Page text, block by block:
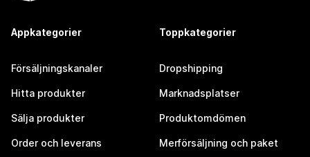
Appkategorier
Försäljningskanaler
Hitta produkter
Sälja produkter
Order och leverans
Toppkategorier
Dropshipping
Marknadsplatser
Produktomdömen
Merförsäljning och paket